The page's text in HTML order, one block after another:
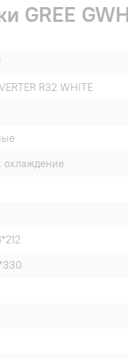
GREE
R32 WHITE
охлаждение